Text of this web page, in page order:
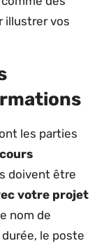
illustrer vos
les parties
doivent être
votre projet
nom de
durée, le poste